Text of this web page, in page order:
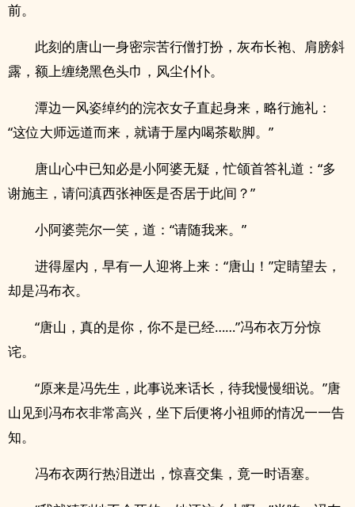
前。
此刻的唐山一身密宗苦行僧打扮，灰布长袍、肩膀斜
露，额上缠绕黑色头巾，风尘仆仆。
潭边一风姿绰约的浣衣女子直起身来，略行施礼：
“这位大师远道而来，就请于屋内喝茶歇脚。”
唐山心中已知必是小阿婆无疑，忙颌首答礼道：“多
谢施主，请问滇西张神医是否居于此间？”
小阿婆莞尔一笑，道：“请随我来。”
进得屋内，早有一人迎将上来：“唐山！”定睛望去，
却是冯布衣。
“唐山，真的是你，你不是已经……”冯布衣万分惊
诧。
“原来是冯先生，此事说来话长，待我慢慢细说。”唐
山见到冯布衣非常高兴，坐下后便将小祖师的情况一一告
知。
冯布衣两行热泪迸出，惊喜交集，竟一时语塞。